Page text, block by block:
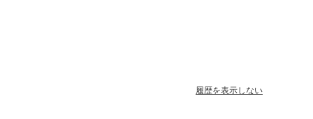
履歴を表示しない